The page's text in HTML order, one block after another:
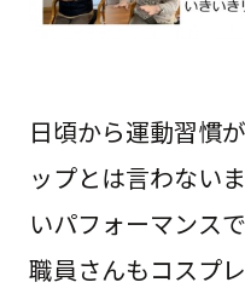
日頃から運動習慣
ップとは言わない
いパフォーマンス
職員さんもコスプ